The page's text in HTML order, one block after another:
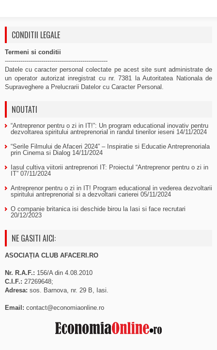
CONDITII LEGALE
Termeni si conditii
-----------------------------------------------------
Datele cu caracter personal colectate pe acest site sunt administrate de
un operator autorizat inregistrat cu nr. 7381 la Autoritatea Nationala de
Supraveghere a Prelucrarii Datelor cu Caracter Personal.
NOUTATI
“Antreprenor pentru o zi in IT!”: Un program educational inovativ pentru
dezvoltarea spiritului antreprenorial in randul tinerilor ieseni 14/11/2024
“Serile Filmului de Afaceri 2024” – Inspiratie si Educatie Antreprenoriala
prin Cinema si Dialog 14/11/2024
Iasul cultiva viitorii antreprenori IT: Proiectul “Antreprenor pentru o zi in
IT” 07/11/2024
Antreprenor pentru o zi in IT! Program educational in vederea dezvoltarii
spiritului antreprenorial si a dezvoltarii carierei 05/11/2024
O companie britanica isi deschide birou la Iasi si face recrutari
20/12/2023
NE GASITI AICI:
ASOCIAȚIA CLUB AFACERI.RO
Nr. R.A.F.: 156/A din 4.08.2010
C.I.F.: 27269648;
Adresa: sos. Barnova, nr. 29 B, Iasi.
Email: contact@economiaonline.ro